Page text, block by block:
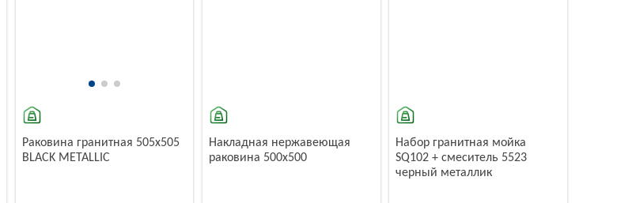
Раковина гранитная 505x505
BLACK METALLIC
Накладная нержавеющая
раковина 500x500
Набор гранитная мойка
SQ102 + смеситель 5523
черный металлик